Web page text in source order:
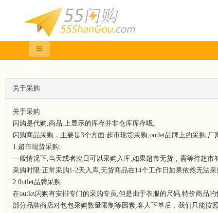
关于采购
关于采购
闪购是代购,商品.上显示的库存并非仓库库存哦。
闪购商品采购，主要是3个方面:超市现货采购,outlet品牌上的采购,厂
1.超市现货采购:
一般情况下,当天或者次日可以采购入库,如果超市无货，需等待超市
采购时限:正常采购1-2天入库,无货商品在14个工作日如果依然无法
2.0utlet品牌采购:
在outlet闪购有安排专门的采购专员,但是由于衣服的尺码,特价商品
部分品牌商店对包包采购数量限制等因素,客人下单后，我们只能